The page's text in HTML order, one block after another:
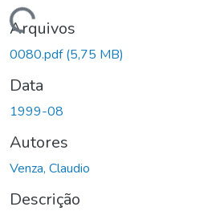
Carregando...
Arquivos
0080.pdf(5,75 MB)
Data
1999-08
Autores
Venza, Claudio
Descrição